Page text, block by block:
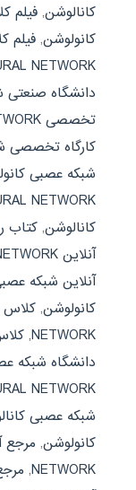
کانالوشن, فیلم
کانولوشن, فیلم
NETWORK
دانشگاه
تخصصی CONVOLUTIONAL NEURAL NETWORK
کارگاه تخصصی
شبکه عصبی
NETWORK
کانالوشن, کتاب
آنلاین CONVOLUTIONAL NEURAL NETWORK
آنلاین شبکه
کانولوشن,
NETWORK
,
دانشگاه شبکه
NETWORK
شبکه عصبی
کانولوشن,
NETWORK
,